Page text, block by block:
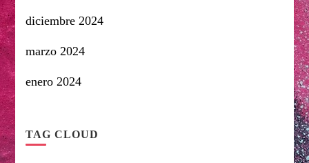
diciembre 2024
marzo 2024
enero 2024
TAG CLOUD